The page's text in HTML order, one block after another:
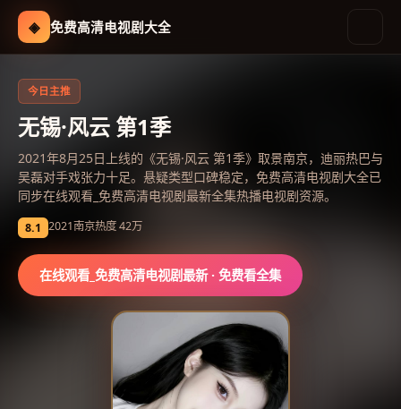
◈ 免费高清电视剧大全
免费高清电视剧大全
今日主推
无锡·风云 第1季
2021年8月25日上线的《无锡·风云 第1季》取景南京，迪丽热巴与
吴磊对手戏张力十足。悬疑类型口碑稳定，免费高清电视剧大全已
同步在线观看_免费高清电视剧最新全集热播电视剧资源。
8.1 2021南京热度42万
在线观看_免费高清电视剧最新· 免费看全集